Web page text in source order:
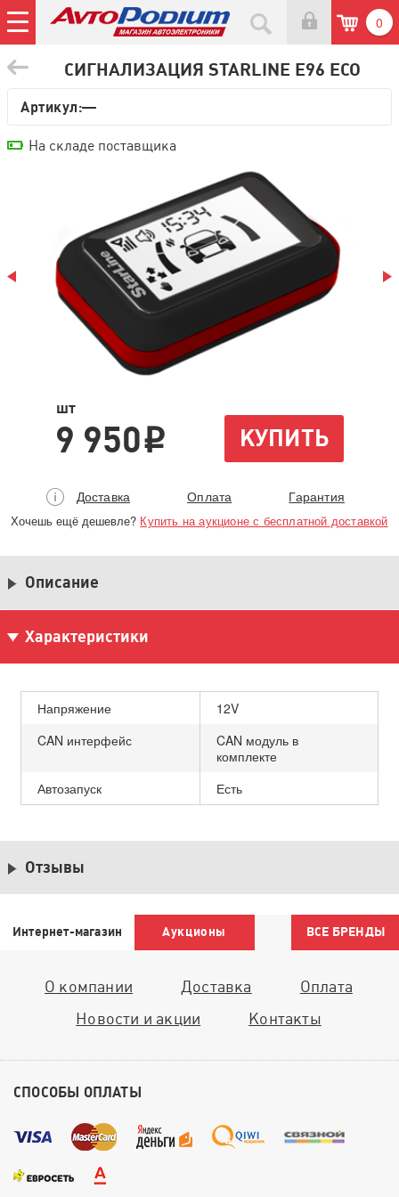
0
СИГНАЛИЗАЦИЯ STARLINE E96 ECO
Артикул:—
шт
9 950i КУПИТЬ
Доставка Оплата Гарантия
Хочешь ещё дешевле? Купить на аукционе с бесплатной доставкой
На складе поставщика
Описание
Характеристики
Напряжение
12V
CAN интерфейс
CAN модуль в
комплекте
Автозапуск
Есть
Отзывы
Интернет-магазин Аукционы ВСЕ БРЕНДЫ
О компании Доставка
Оплата
Новости и акции
Контакты
СПОСОБЫ ОПЛАТЫ